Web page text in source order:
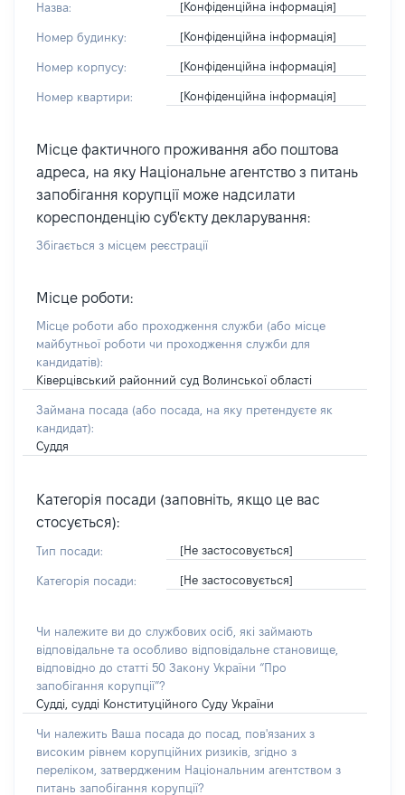
Назва: [Конфіденційна інформація]
Номер будинку: [Конфіденційна інформація]
Номер корпусу: [Конфіденційна інформація]
Номер квартири: [Конфіденційна інформація]
Місце фактичного проживання або поштова
адреса, на яку Національне агентство з питань
запобігання корупції може надсилати
кореспонденцію суб'єкту декларування:
Збігається з місцем реєстрації
Місце роботи:
Місце роботи або проходження служби (або місце
майбутньої роботи чи проходження служби для
кандидатів):
Ківерцівський районний суд Волинської області
Займана посада (або посада, на яку претендуєте як
кандидат):
Суддя
Категорія посади (заповніть, якщо це вас
стосується):
Тип посади: [Не застосовується]
Категорія посади: [Не застосовується]
Чи належите ви до службових осіб, які займають
відповідальне та особливо відповідальне становище,
відповідно до статті 50 Закону України “Про
запобігання корупції”?
Судді, судді Конституційного Суду України
Чи належить Ваша посада до посад, пов'язаних з
високим рівнем корупційних ризиків, згідно з
переліком, затвердженим Національним агентством з
питань запобігання корупції?